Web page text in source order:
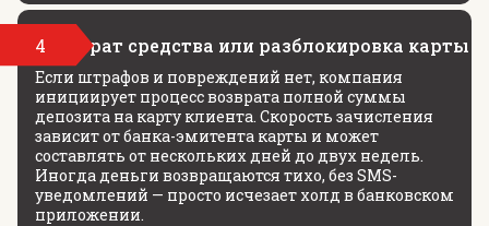
4 Возврат средства или разблокировка карты
Если штрафов и повреждений нет, компания
инициирует процесс возврата полной суммы
депозита на карту клиента. Скорость зачисления
зависит от банка-эмитента карты и может
составлять от нескольких дней до двух недель.
Иногда деньги возвращаются тихо, без SMS-
уведомлений — просто исчезает холд в банковском
приложении.